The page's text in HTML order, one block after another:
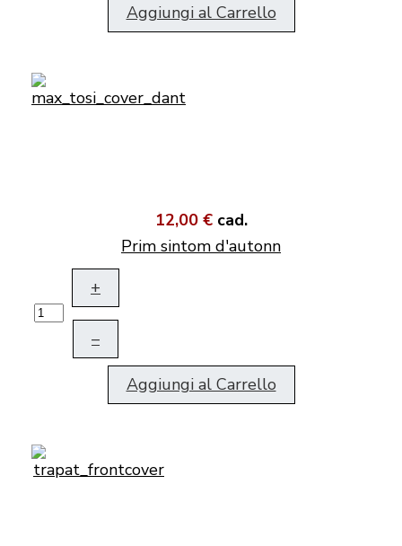
Aggiungi al Carrello
12,00 € cad.
Prim sintom d'autonn
+
–
Aggiungi al Carrello